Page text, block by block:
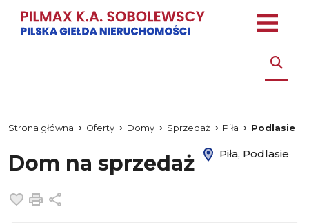
Strona główna Oferty Domy Sprzedaż Piła Podlasie
Dom na sprzedaż Piła, Podlasie
Dodaj do ulubionych
Drukuj